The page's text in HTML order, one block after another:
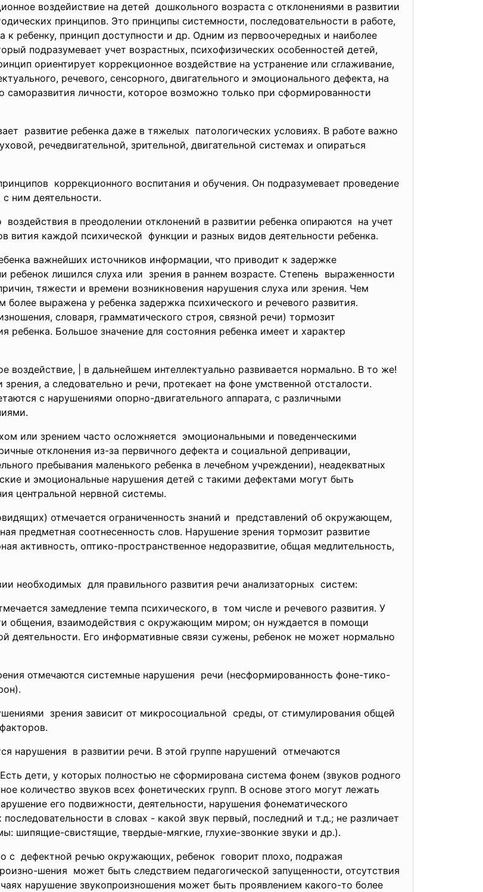
воздейиствие на детей дошкольного возраста с отклонениями в развитии
принципов. Это принципы системности, последовательности в работе,
к ребенкy, принцип доступности и др. Одним из первоочередных и наиболее
подразумевает учет возрастных, психофизических особенностей детей,
ориентирует коррекционное воздействие на устранение или сглаживание,
речевого, сенсорного, двигательного и эмоционального дефекта, на
личности, которое возможно только при сформированности
развитие ребенка даже в тяжелых патологических условиях. В paботе важно
речедвигательной, зрительной, двигательной системах и опираться
коррекционного воспитания и обучения. Он подразумевает проведение
ним деятельности.
в преодолении отклонений в развитии ребенка опираются на учет
вития каждой психической функции и разных видов деятельности ребенка.
важнейших источников информации, что приводит к задержке
ребенок лишился слуха или зрения в раннем возрасте. Степень выраженности
тяжести и времени возникновения нарушения слуха или зрения. Чем
выражена у ребенка задержка психического и речевого развития.
словаря, грамматического строя, связной речи) тормозит
ребенка. Большое значение для состояния ребенка имеет и характер
воздействие, | в дальнейшем интеллектуально развивается нормально. В то же!
а следовательно и речи, протекает на фоне умственной отсталости.
с нарушениями опорно-двигательного аппарата, с различными
или зрением часто осложняется эмоциональными и поведенческими
отклонения из-за первичного дефекта и социальной депривации,
пребывания маленького ребенка в лечебном учреждении), неадекватных
и эмоциональные нарушения детей с такими дефектами могут быть
центральной нервной системы.
отмечается ограниченность знаний и представлений об окружающем,
предметная соотнесенность слов. Нарушение зрения тормозит развитие
активность, оптико-пространственное недоразвитие, общая медлительность,
необходимых для правильного развития речи анализаторных систем:
замедление темпа психического, в том числе и речевого развития. У
общения, взаимодействия с окружающим миром; он нуждается в помощи
деятельности. Его информативные связи сужены, ребенок не может нормально
отмечаются системные нарушения речи (несформированность фоне-тико-
зрения зависит от микросоциальной среды, от стимулирования общей
нарушения в развитии речи. В этой группе нарушений отмечаются
дети, у которых полностью не сформирована система фонем (звуков родного
количество звуков всех фонетических групп. В основе этого могут лежать
его подвижности, деятельности, нарушения фонематического
в словах - какой звук первый, последний и т.д.; не различает
шипящие-свистящие, твердые-мягкие, глухие-звонкие звуки и др.).
с дефектной речью окружающих, ребенок говорит плохо, подражая
шения может быть следствием педагогической запущенности, отсутствия
нарушение звукопроизношения может быть проявлением какого-то более